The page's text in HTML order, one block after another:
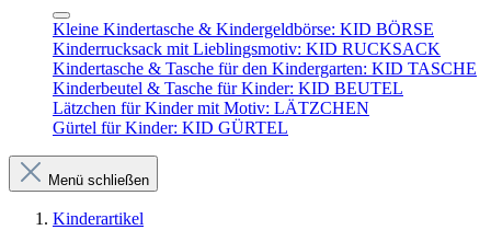
Kleine Kindertasche & Kindergeldbörse: KID BÖRSE
Kinderrucksack mit Lieblingsmotiv: KID RUCKSACK
Kindertasche & Tasche für den Kindergarten: KID TASCHE
Kinderbeutel & Tasche für Kinder: KID BEUTEL
Lätzchen für Kinder mit Motiv: LÄTZCHEN
Gürtel für Kinder: KID GÜRTEL
Menü schließen
Kinderartikel